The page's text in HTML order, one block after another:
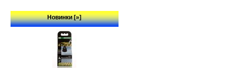
Новинки [»]